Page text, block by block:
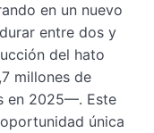
en un nuevo
entre dos y
del hato
millones de
en 2025—. Este
única